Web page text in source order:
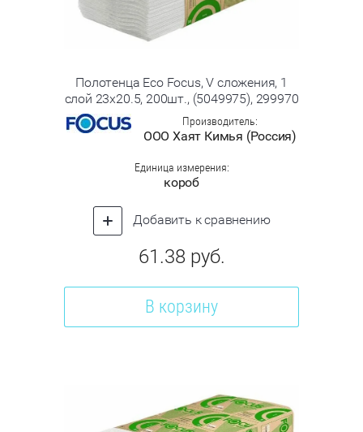
Полотенца Eco Focus, V сложения, 1
слой 23х20.5, 200шт., (5049975), 299970
Производитель:
ООО Хаят Кимья (Россия)
Единица измерения:
короб
Добавить к сравнению
61.38 руб.
В корзину